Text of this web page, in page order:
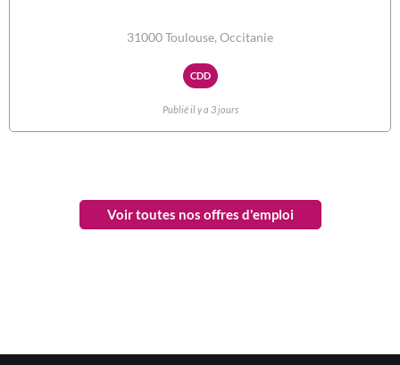
31000 Toulouse, Occitanie
CDD
Publié il y a 3 jours
Voir toutes nos offres d'emploi